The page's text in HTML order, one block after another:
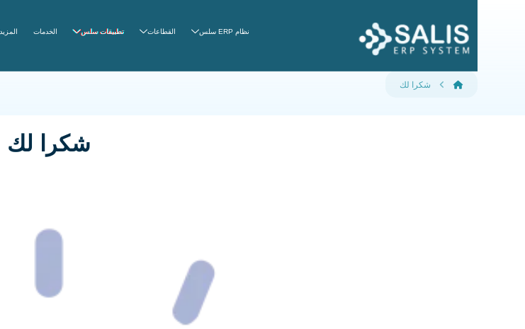
نظام ERP سلس القطاعات تطبيقات سلس الخدمات المزيد
شكرا لك
شكرا لك